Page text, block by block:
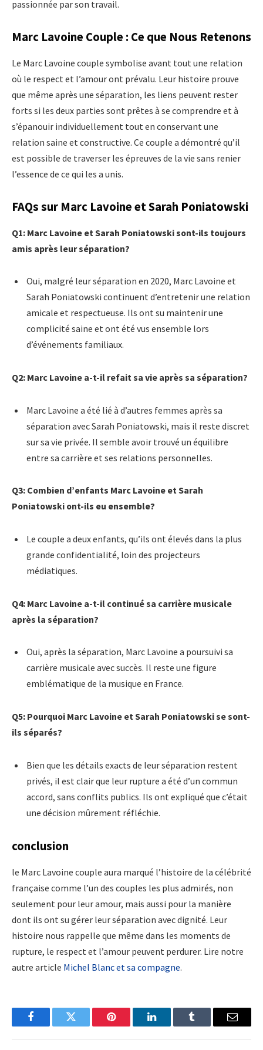
passionnée par son travail.
Marc Lavoine Couple : Ce que Nous Retenons
Le Marc Lavoine couple symbolise avant tout une relation
où le respect et l’amour ont prévalu. Leur histoire prouve
que même après une séparation, les liens peuvent rester
forts si les deux parties sont prêtes à se comprendre et à
s’épanouir individuellement tout en conservant une
relation saine et constructive. Ce couple a démontré qu’il
est possible de traverser les épreuves de la vie sans renier
l’essence de ce qui les a unis.
FAQs sur Marc Lavoine et Sarah Poniatowski
Q1: Marc Lavoine et Sarah Poniatowski sont-ils toujours
amis après leur séparation?
Oui, malgré leur séparation en 2020, Marc Lavoine et
Sarah Poniatowski continuent d’entretenir une relation
amicale et respectueuse. Ils ont su maintenir une
complicité saine et ont été vus ensemble lors
d’événements familiaux.
Q2: Marc Lavoine a-t-il refait sa vie après sa séparation?
Marc Lavoine a été lié à d’autres femmes après sa
séparation avec Sarah Poniatowski, mais il reste discret
sur sa vie privée. Il semble avoir trouvé un équilibre
entre sa carrière et ses relations personnelles.
Q3: Combien d’enfants Marc Lavoine et Sarah
Poniatowski ont-ils eu ensemble?
Le couple a deux enfants, qu’ils ont élevés dans la plus
grande confidentialité, loin des projecteurs
médiatiques.
Q4: Marc Lavoine a-t-il continué sa carrière musicale
après la séparation?
Oui, après la séparation, Marc Lavoine a poursuivi sa
carrière musicale avec succès. Il reste une figure
emblématique de la musique en France.
Q5: Pourquoi Marc Lavoine et Sarah Poniatowski se sont-
ils séparés?
Bien que les détails exacts de leur séparation restent
privés, il est clair que leur rupture a été d’un commun
accord, sans conflits publics. Ils ont expliqué que c’était
une décision mûrement réfléchie.
conclusion
le Marc Lavoine couple aura marqué l’histoire de la célébrité
française comme l’un des couples les plus admirés, non
seulement pour leur amour, mais aussi pour la manière
dont ils ont su gérer leur séparation avec dignité. Leur
histoire nous rappelle que même dans les moments de
rupture, le respect et l’amour peuvent perdurer. Lire notre
autre article Michel Blanc et sa compagne.
FacebookTwitter Pinterest LinkedInTumblr Email